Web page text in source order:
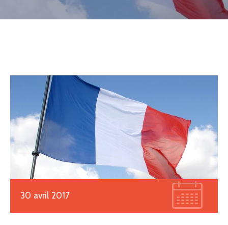
30 avril 2017